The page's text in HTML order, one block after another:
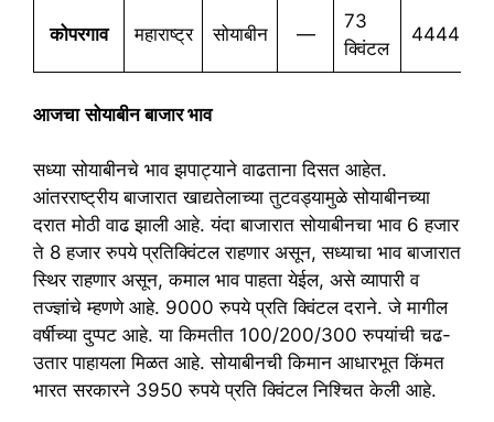
कोपरगाव महाराष्ट्र सोयाबीन —
73
क्विंटल
4444
आजचा सोयाबीन बाजार भाव
सध्या सोयाबीनचे भाव झपाट्याने वाढताना दिसत आहेत.
आंतरराष्ट्रीय बाजारात खाद्यतेलाच्या तुटवड्यामुळे सोयाबीनच्या
दरात मोठी वाढ झाली आहे. यंदा बाजारात सोयाबीनचा भाव 6 हजार
ते 8 हजार रुपये प्रतिक्विंटल राहणार असून, सध्याचा भाव बाजारात
स्थिर राहणार असून, कमाल भाव पाहता येईल, असे व्यापारी व
तज्ज्ञांचे म्हणणे आहे. 9000 रुपये प्रति क्विंटल दराने. जे मागील
वर्षीच्या दुप्पट आहे. या किमतीत 100/200/300 रुपयांची चढ-
उतार पाहायला मिळत आहे. सोयाबीनची किमान आधारभूत किंमत
भारत सरकारने 3950 रुपये प्रति क्विंटल निश्चित केली आहे.